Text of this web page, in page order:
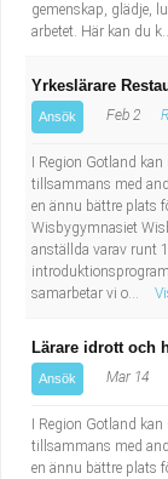
gemenskap, glädje,
arbetet. Här kan du
Yrkeslärare
Ansök Feb 2
I Region Gotland
tillsammans med
en ännu bättre plats
Wisbygymnasiet
anställda varav runt
samarbetar vi o...
Lärare idrott och
Ansök Mar 14
I Region Gotland
tillsammans med
en ännu bättre plats